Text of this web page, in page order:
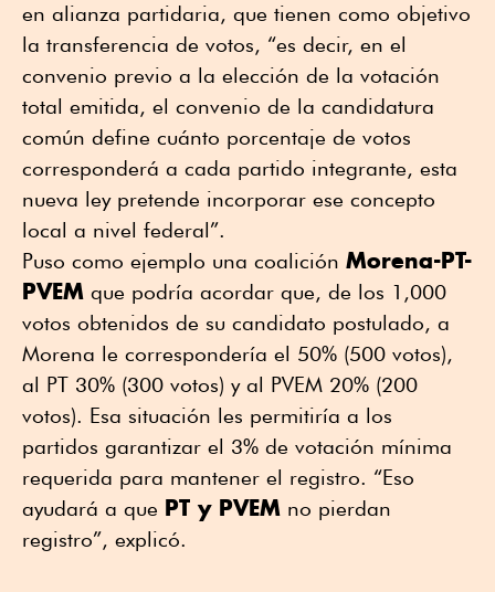
en alianza partidaria, que tienen como objetivo
la transferencia de votos, “es decir, en el
convenio previo a la elección de la votación
total emitida, el convenio de la candidatura
común define cuánto porcentaje de votos
corresponderá a cada partido integrante, esta
nueva ley pretende incorporar ese concepto
local a nivel federal”.
Puso como ejemplo una coalición Morena-PT-
PVEM que podría acordar que, de los 1,000
votos obtenidos de su candidato postulado, a
Morena le correspondería el 50% (500 votos),
al PT 30% (300 votos) y al PVEM 20% (200
votos). Esa situación les permitiría a los
partidos garantizar el 3% de votación mínima
requerida para mantener el registro. “Eso
ayudará a que PT y PVEM no pierdan
registro”, explicó.